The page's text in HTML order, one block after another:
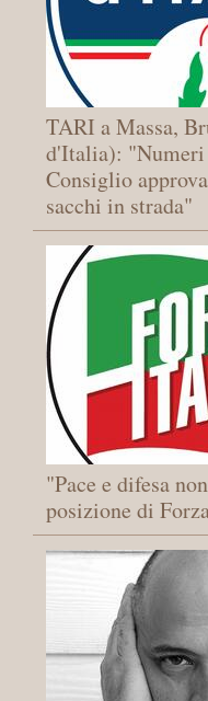
TARI a Massa,
d'Italia):
Consiglio
sacchi in strada"
"Pace e difesa
posizione di